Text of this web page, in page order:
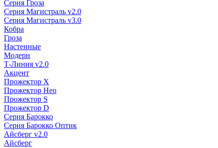
Серия Гроза
Серия Магистраль v2.0
Серия Магистраль v3.0
Кобра
Гроза
Настенные
Модерн
Т-Линия v2.0
Акцент
Прожектор X
Прожектор Нео
Прожектор S
Прожектор D
Серия Барокко
Серия Барокко Оптик
Айсберг v2.0
Айсберг